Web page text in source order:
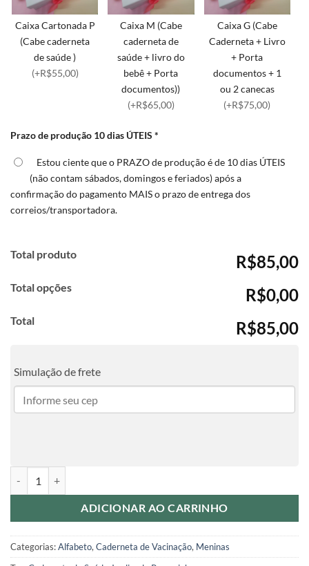
Caixa Cartonada P
(Cabe caderneta
de saúde )
(+R$55,00)
Caixa M (Cabe
caderneta de
saúde + livro do
bebê + Porta
documentos))
(+R$65,00)
Caixa G (Cabe
Caderneta + Livro
+ Porta
documentos + 1
ou 2 canecas
(+R$75,00)
Prazo de produção 10 dias ÚTEIS *
Estou ciente que o PRAZO de produção é de 10 dias ÚTEIS
(não contam sábados, domingos e feriados) após a
confirmação do pagamento MAIS o prazo de entrega dos
correios/transportadora.
Total produto R$85,00
Total opções R$0,00
Total R$85,00
Simulação de frete
ADICIONAR AO CARRINHO
Categorias:Alfabeto,Caderneta de Vacinação, Meninas